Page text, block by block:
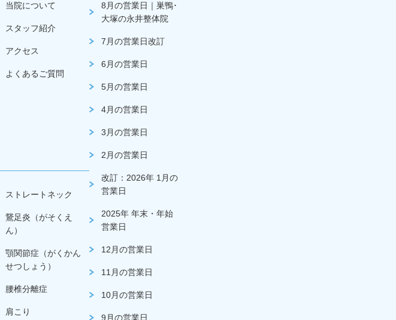
当院について
スタッフ紹介
アクセス
よくあるご質問
ストレートネック
鵞足炎（がそくえ
ん）
顎関節症（がくかん
せつしょう）
腰椎分離症
肩こり
8月の営業日｜巣鴨･
大塚の永井整体院
7月の営業日改訂
6月の営業日
5月の営業日
4月の営業日
3月の営業日
2月の営業日
改訂：2026年 1月の
営業日
2025年 年末・年始
営業日
12月の営業日
11月の営業日
10月の営業日
9月の営業日